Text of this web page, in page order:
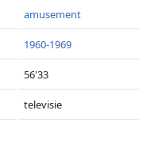
amusement
1960-1969
56'33
televisie